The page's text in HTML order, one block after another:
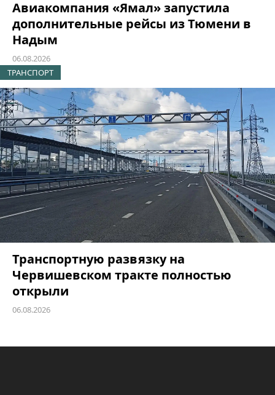
Авиакомпания «Ямал» запустила
дополнительные рейсы из Тюмени в
Надым
06.08.2026
ТРАНСПОРТ
Транспортную развязку на
Червишевском тракте полностью
открыли
06.08.2026